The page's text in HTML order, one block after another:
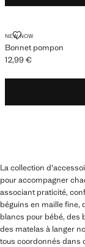
NEW NOW
Bonnet pompon
BONNET POMPON
Prix actuel [12,99 € ]
12,99 €
La collection
pour accompagner
associant praticité,
béguins en maille fine,
blancs pour bébé, des
des matelas à langer
tous coordonnés dans